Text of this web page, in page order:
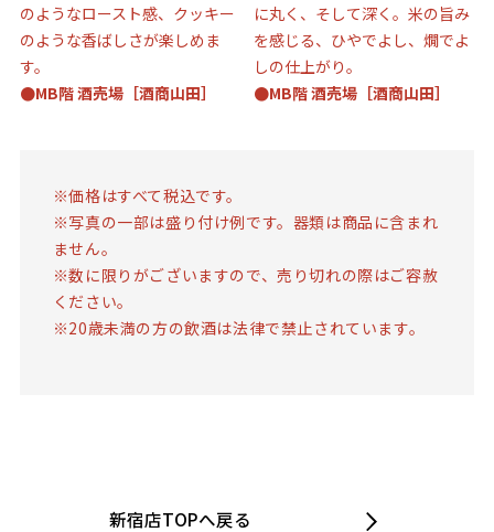
のようなロースト感、クッキー
のような香ばしさが楽しめま
す。
●MB階 酒売場［酒商山田］
に丸く、そして深く。米の旨み
を感じる、ひやでよし、燗でよ
しの仕上がり。
●MB階 酒売場［酒商山田］
※価格はすべて税込です。
※写真の一部は盛り付け例です。器類は商品に含まれ
ません。
※数に限りがございますので、売り切れの際はご容赦
ください。
※20歳未満の方の飲酒は法律で禁止されています。
新宿店TOPへ戻る